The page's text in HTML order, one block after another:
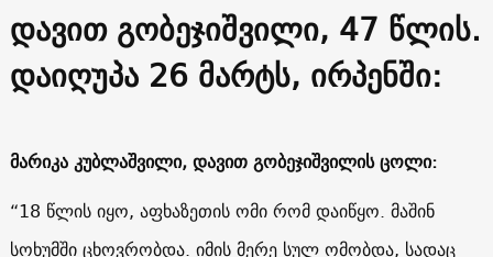
დავით გობეჯიშვილი, 47 წლის.
დაიღუპა 26 მარტს, ირპენში:
მარიკა კუბლაშვილი, დავით გობეჯიშვილის ცოლი:
“18 წლის იყო, აფხაზეთის ომი რომ დაიწყო. მაშინ
სოხუმში ცხოვრობდა. იმის მერე სულ ომობდა, სადაც